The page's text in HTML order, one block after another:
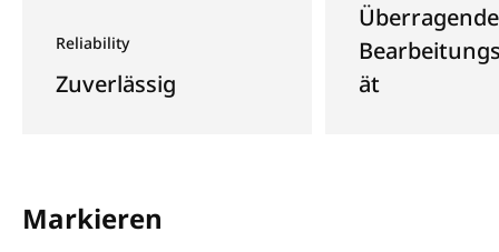
Reliability
Zuverlässig
Überragende
ät
Markieren